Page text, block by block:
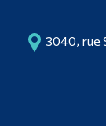
3040, rue